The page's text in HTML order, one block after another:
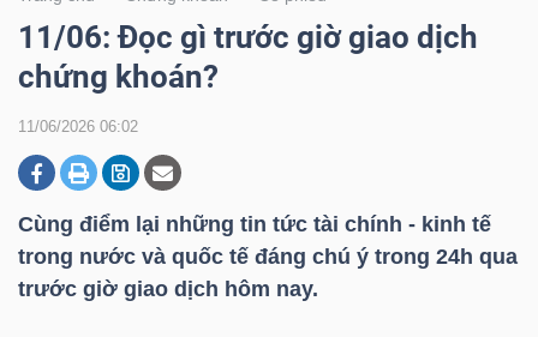
11/06: Đọc gì trước giờ giao dịch
chứng khoán?
11/06/2026 06:02
Cùng điểm lại những tin tức tài chính - kinh tế
trong nước và quốc tế đáng chú ý trong 24h qua
trước giờ giao dịch hôm nay.
CHỨNG
DOANH
NGHIỆP